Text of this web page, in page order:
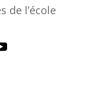
de l’école